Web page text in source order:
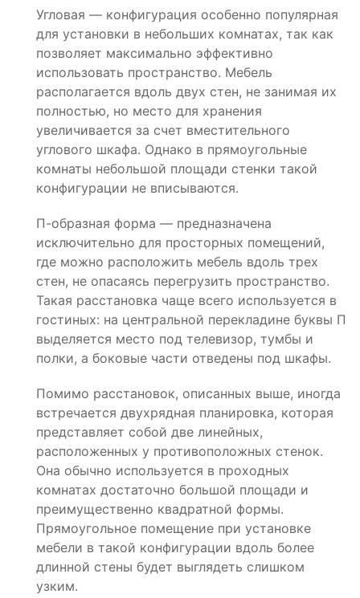
Угловая — конфигурация особенно популярная
для установки в небольших комнатах, так как
позволяет максимально эффективно
использовать пространство. Мебель
располагается вдоль двух стен, не занимая их
полностью, но место для хранения
увеличивается за счет вместительного
углового шкафа. Однако в прямоугольные
комнаты небольшой площади стенки такой
конфигурации не вписываются.
П-образная форма — предназначена
исключительно для просторных помещений,
где можно расположить мебель вдоль трех
стен, не опасаясь перегрузить пространство.
Такая расстановка чаще всего используется в
гостиных: на центральной перекладине буквы П
выделяется место под телевизор, тумбы и
полки, а боковые части отведены под шкафы.
Помимо расстановок, описанных выше, иногда
встречается двухрядная планировка, которая
представляет собой две линейных,
расположенных у противоположных стенок.
Она обычно используется в проходных
комнатах достаточно большой площади и
преимущественно квадратной формы.
Прямоугольное помещение при установке
мебели в такой конфигурации вдоль более
длинной стены будет выглядеть слишком
узким.